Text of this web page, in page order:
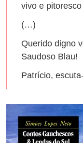
vivo e
(…)
Querido digno
Saudoso Blau!
Patrício,